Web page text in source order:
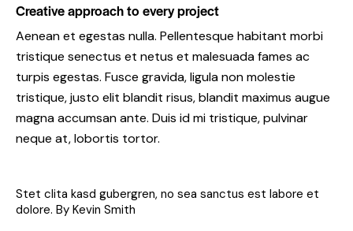
Creative approach to every project
Aenean et egestas nulla. Pellentesque habitant morbi
tristique senectus et netus et malesuada fames ac
turpis egestas. Fusce gravida, ligula non molestie
tristique, justo elit blandit risus, blandit maximus augue
magna accumsan ante. Duis id mi tristique, pulvinar
neque at, lobortis tortor.
Stet clita kasd gubergren, no sea sanctus est labore et
dolore. By Kevin Smith